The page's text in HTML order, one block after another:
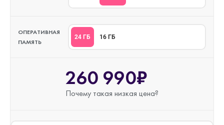
ОПЕРАТИВНАЯ
ПАМЯТЬ
24 ГБ 16 ГБ
260 990₽
Почему такая низкая цена?